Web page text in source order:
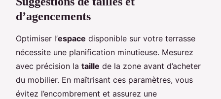
d’agencements
Optimiser l’espace disponible sur votre terrasse
nécessite une planification minutieuse. Mesurez
avec précision la taille de la zone avant d’acheter
du mobilier. En maîtrisant ces paramètres, vous
évitez l’encombrement et assurez une